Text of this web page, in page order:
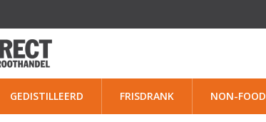
GEDISTILLEERD FRISDRANK NON-FOOD